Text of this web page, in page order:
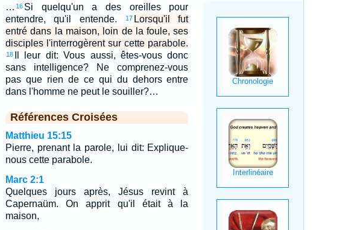
… 16 Si quelqu'un a des oreilles pour
entendre, qu'il entende.
17 Lorsqu'il fut
entré dans la maison, loin de la foule, ses
disciples l'interrogèrent sur cette parabole.
18
Il leur dit: Vous aussi, êtes-vous donc
sans intelligence? Ne comprenez-vous
pas que rien de ce qui du dehors entre
dans l'homme ne peut le souiller?…
Références Croisées
Matthieu 15:15
Pierre, prenant la parole, lui dit: Explique-
nous cette parabole.
Marc 2:1
Quelques jours après, Jésus revint à
Capernaüm. On apprit qu'il était à la
maison,